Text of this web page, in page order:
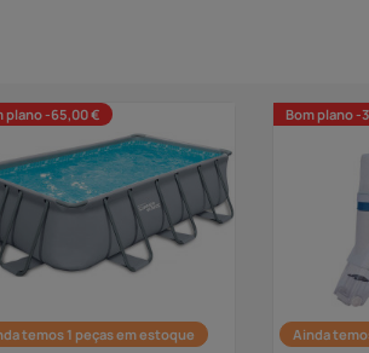
plano -65,00 €
temos 1 peças em estoque
Bom plano -
Ainda